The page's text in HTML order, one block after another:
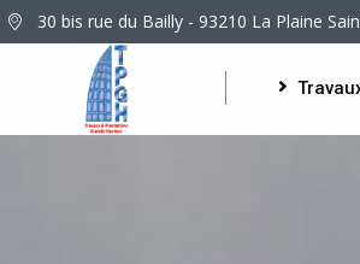
30 bis rue du Bailly - 93210 La Plaine